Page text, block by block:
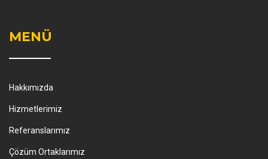
MENÜ
Hakkımızda
Hizmetlerimiz
Referanslarımız
Çözüm Ortaklarımız